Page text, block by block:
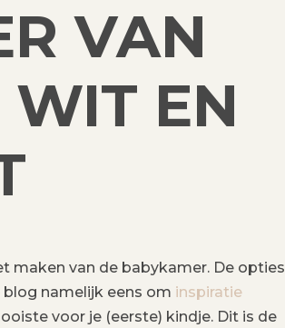
VAN
WIT EN
maken van de babykamer. De opties
blog namelijk eens om inspiratie
voor je (eerste) kindje. Dit is de